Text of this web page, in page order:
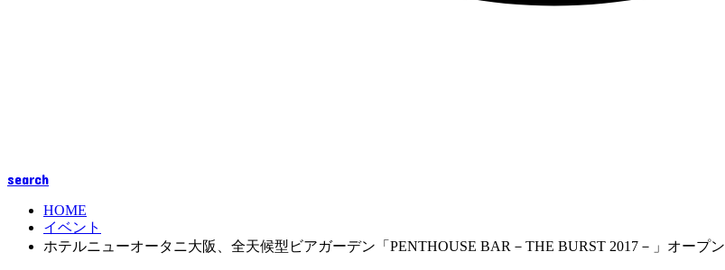
search
HOME
イベント
ホテルニューオータニ大阪、全天候型ビアガーデン「PENTHOUSE BAR－THE BURST 2017－」オープン